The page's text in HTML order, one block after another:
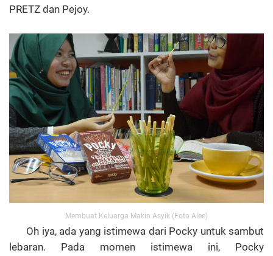
PRETZ dan Pejoy.
Membuat Keluarga Makin Asyik (Foto Alee)
Oh iya, ada yang istimewa dari Pocky untuk sambut
lebaran. Pada momen istimewa ini, Pocky